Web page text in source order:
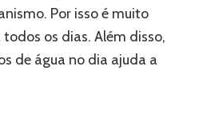
Por isso é muito
os dias. Além disso,
de água no dia ajuda a